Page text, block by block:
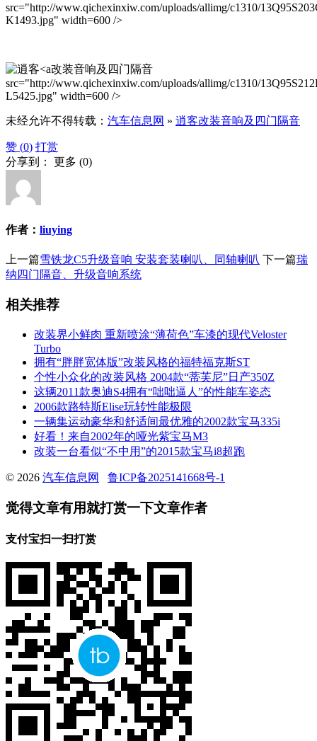
src="http://www.qichexinxiw.com/uploads/allimg/c1310/
K1493.jpg" width=600 />
改装音响及四门隔音
src="http://www.qichexinxiw.com/uploads/allimg/c1310/
L5425.jpg" width=600 />
未经允许不得转载： 汽车信息网 » 逍客改装音响及四门隔音
赞 (0) 打赏
分享到： 更多 (0)
作者： liuying
上一篇雪铁龙C5升级音响 安装套装喇叭、同轴喇叭 下一篇瑞
纳四门隔音、升级音响系统
相关推荐
改装界小鲜肉 重新喷涂“薄荷色”车漆的现代Veloster
Turbo
拥有“胖胖宽体版”改装风格的福特福克斯ST
个性小众化的改装风格 2004款“蒂芙尼”日产350Z
这辆2011款奥迪S4拥有“咄咄逼人”的性能车姿态
2006款路特斯Elise玩转性能极限
一辆集运动豪华和舒适间最优雅的2002款宝马335i
好看！来自2002年的哑光紫宝马M3
改装一台看似“不中用”的2015款宝马i8超跑
© 2026 汽车信息网 鲁ICP备2025141668号-1
觉得文章有用就打赏一下文章作者
支付宝扫一扫打赏